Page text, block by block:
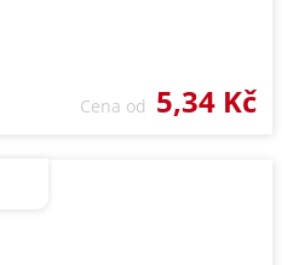
Cena od 5,34 Kč